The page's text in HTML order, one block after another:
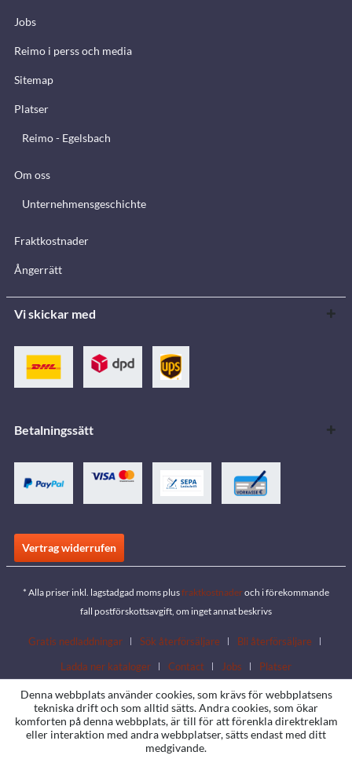
Jobs
Reimo i perss och media
Sitemap
Platser
Reimo - Egelsbach
Om oss
Unternehmensgeschichte
Fraktkostnader
Ångerrätt
Vi skickar med
Betalningssätt
Vertrag widerrufen
* Alla priser inkl. lagstadgad moms plusfraktkostnaderoch i förekommande
fall postförskottsavgift, om inget annat beskrivs
Gratis nedladdningar Sök återförsäljare
Bli återförsäljare
Ladda ner kataloger
Contact Jobs Platser
Denna webbplats använder cookies, som krävs för webbplatsens
tekniska drift och som alltid sätts. Andra cookies, som ökar
komforten på denna webbplats, är till för att förenkla direktreklam
eller interaktion med andra webbplatser, sätts endast med ditt
medgivande.